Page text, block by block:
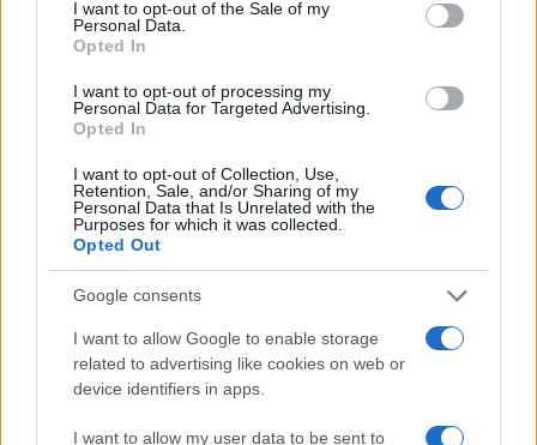
I want to opt-out of the Sale of my
Personal Data.
Opted In
I want to opt-out of processing my
Personal Data for Targeted Advertising.
Opted In
I want to opt-out of Collection, Use,
Retention, Sale, and/or Sharing of my
Personal Data that Is Unrelated with the
Purposes for which it was collected.
Opted Out
Google consents
I want to allow Google to enable storage
related to advertising like cookies on web or
device identifiers in apps.
I want to allow my user data to be sent to
Σχόλια
Σχολίασε εδώ
Υποβολή σχολίου